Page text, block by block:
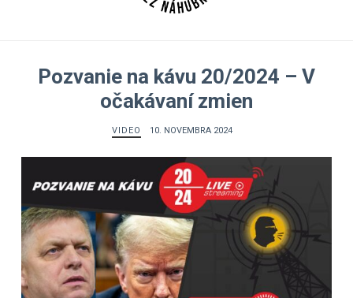
Pozvanie na kávu 20/2024 – V
očakávaní zmien
VIDEO 10. NOVEMBRA 2024